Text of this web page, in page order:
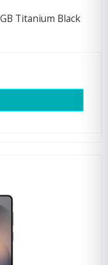
Titanium Black